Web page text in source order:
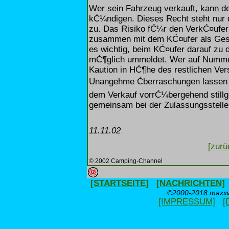
Wer sein Fahrzeug verkauft, kann
kĆ¼ndigen. Dieses Recht steht nur
zu. Das Risiko fĆ¼r den
zusammen mit dem KĆ¤ufer als
es wichtig, beim KĆ¤ufer darauf zu
mĆ¶glich ummeldet. Wer auf
Kaution in HĆ¶he des restlichen
Unangehme Ćberraschungen
dem Verkauf vorrĆ¼bergehend
gemeinsam bei der
11.11.02
© 2002 Camping-Channel
[STARTSEITE] [NACHRICHTEN]
©2000-2018
[IMPRESSUM]